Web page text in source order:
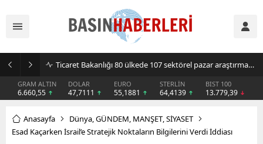
Sıcak hava klima ve vantilatör satışlarını artırdı
GRAM ALTIN
6.660,55
DOLAR
47,7111
EURO
55,1881
STERLİN
64,4139
BIST 100
13.779,39
Anasayfa Dünya,GÜNDEM, MANŞET,SİYASET
Esad Kaçarken İsrail’e Stratejik Noktaların Bilgilerini Verdi İddiası